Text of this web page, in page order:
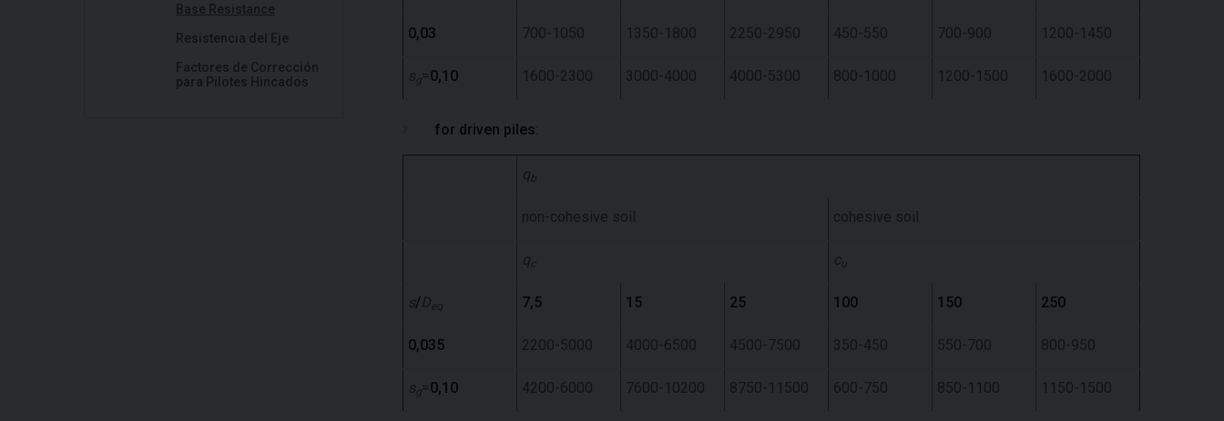
Base Resistance
Resistencia del Eje
Factores de Corrección
para Pilotes Hincados
0,03 700-1050 1350-1800 2250-2950 450-550 700-900 1200-1450
s g=0,10 1600-2300 3000-4000 4000-5300 800-1000 1200-1500 1600-2000
for driven piles
q b
non-cohesive soil cohesive soil
q c u
s/Deq 7,5 15 25 100 150 250
0,035 2200-5000 4000-6500 4500-7500 350-450 550-700 800-950
s g=0,10 4200-6000 7600-10200 8750-11500 600-750 850-1100 1150-1500